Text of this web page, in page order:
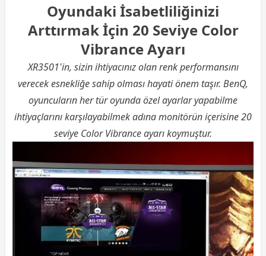
Oyundaki İsabetliliğinizi
Arttırmak İçin 20 Seviye Color
Vibrance Ayarı
XR3501'in, sizin ihtiyacınız olan renk performansını
verecek esnekliğe sahip olması hayati önem taşır. BenQ,
oyuncuların her tür oyunda özel ayarlar yapabilme
ihtiyaçlarını karşılayabilmek adına monitörün içerisine 20
seviye Color Vibrance ayarı koymuştur.